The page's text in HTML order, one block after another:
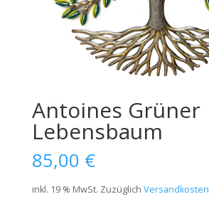
Antoines Grüner
Lebensbaum
85,00 €
inkl. 19 % MwSt. Zuzüglich Versandkosten